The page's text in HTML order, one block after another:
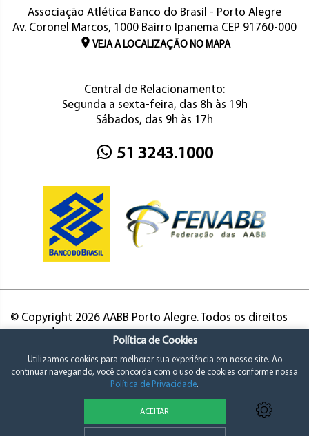
Associação Atlética Banco do Brasil - Porto Alegre
Av. Coronel Marcos, 1000 Bairro Ipanema CEP 91760-000
VEJA A LOCALIZAÇÃO NO MAPA
Central de Relacionamento:
Segunda a sexta-feira, das 8h às 19h
Sábados, das 9h às 17h
51 3243.1000
© Copyright 2026 AABB Porto Alegre. Todos os direitos
Política de Privacidade e Consentimento
Política de Cookies
Utilizamos cookies para melhorar sua experiência em nosso site. Ao
continuar navegando, você concorda com o uso de cookies conforme nossa
Política de Privacidade.
ACEITAR